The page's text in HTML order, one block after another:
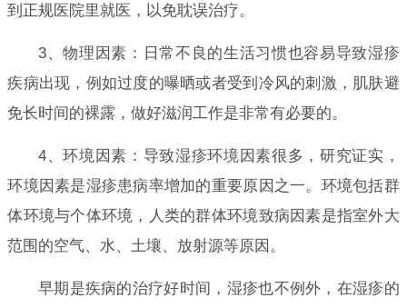
到正规医院里就医，以免耽误治疗。
3、物理因素：日常不良的生活习惯也容易导致湿疹
疾病出现，例如过度的曝晒或者受到冷风的刺激，肌肤避
免长时间的裸露，做好滋润工作是非常有必要的。
4、环境因素：导致湿疹环境因素很多，研究证实，
环境因素是湿疹患病率增加的重要原因之一。环境包括群
体环境与个体环境，人类的群体环境致病因素是指室外大
范围的空气、水、土壤、放射源等原因。
早期是疾病的治疗好时间，湿疹也不例外，在湿疹的